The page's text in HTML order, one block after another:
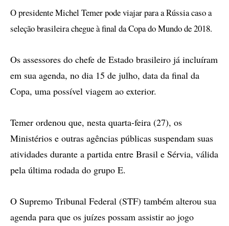
compartilhamento
O presidente Michel Temer pode viajar para a Rússia caso a
seleção brasileira chegue à final da Copa do Mundo de 2018.
Os assessores do chefe de Estado brasileiro já incluíram
em sua agenda, no dia 15 de julho, data da final da
Copa, uma possível viagem ao exterior.
Temer ordenou que, nesta quarta-feira (27), os
Ministérios e outras agências públicas suspendam suas
atividades durante a partida entre Brasil e Sérvia, válida
pela última rodada do grupo E.
O Supremo Tribunal Federal (STF) também alterou sua
agenda para que os juízes possam assistir ao jogo